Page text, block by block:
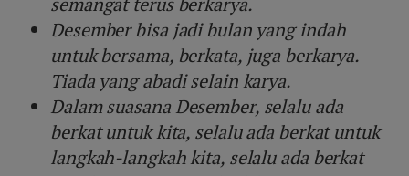
Desember bisa jadi bulan yang indah
untuk bersama, berkata, juga berkarya.
Tiada yang abadi selain karya.
Dalam suasana Desember, selalu ada
berkat untuk kita, selalu ada berkat untuk
langkah-langkah kita, selalu ada berkat